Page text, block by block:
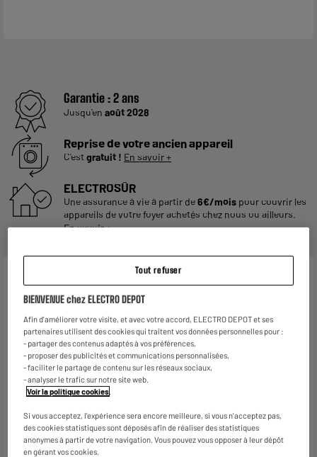
Garantie :2 ans
Jusqu'en août 2028
Reprise de votre ancien appareil
C'estgratuit ! En savoir +
ELECTROSÛR
Une assurance à vie à partir de6€/mois pour couvrir les
appareils de votre foyer achetés chez nous ou ailleurs.
En savoir +
Marque
Type d'appareil Surmatelas chauffant
Utilisation Se réchauffer
Caractéristiques
complémentaires
Beurer devient votre fidèle
compagnon qui vous offre
une chaleur apaisante et
Tout refuser
BIENVENUE chez ELECTRO DEPOT
Afin d'améliorer votre visite, et avec votre accord, ELECTRO DEPOT et ses
partenaires utilisent des cookies qui traitent vos données personnelles pour :
- partager des contenus adaptés à vos préférences,
- proposer des publicités et communications personnalisées,
- faciliter le partage de contenu sur les réseaux sociaux,
- analyser le trafic sur notre site web.
Voir la politique cookies
Si vous acceptez, l'expérience sera encore meilleure, si vous n'acceptez pas,
des cookies statistiques sont déposés afin de réaliser des statistiques
anonymes à partir de votre navigation. Vous pouvez vous opposer à leur dépôt
en gérant vos cookies.